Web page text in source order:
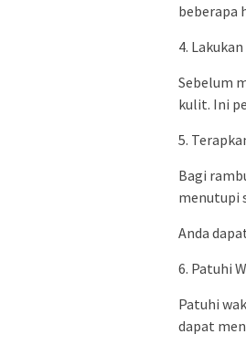
beberapa
4.
Sebelum
kulit. Ini
5.
Bagi
menutupi
Anda
6. Patuhi
Patuhi
dapat